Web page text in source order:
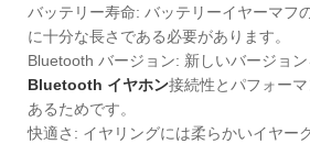
バッテリー寿命: バッテリーイヤーマフ
に十分な長さである必要があります。
Bluetooth バージョン: 新しいバージョ
Bluetooth イヤホン接続性とパフォー
あるためです。
快適さ: イヤリングには柔らかいイヤー